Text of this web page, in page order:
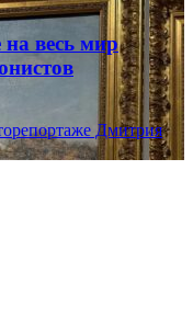
на весь мир
Дмитрия